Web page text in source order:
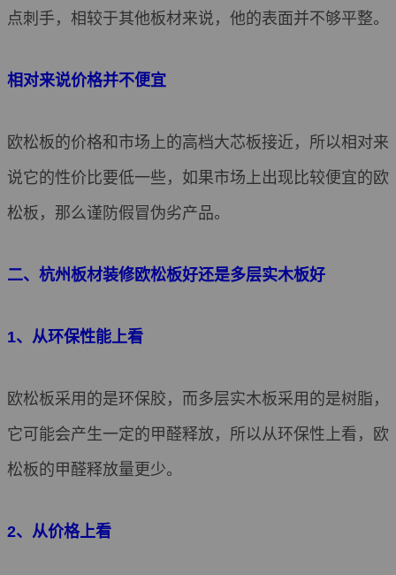
点刺手，相较于其他板材来说，他的表面并不够平整。
相对来说价格并不便宜
欧松板的价格和市场上的高档大芯板接近，所以相对来
说它的性价比要低一些，如果市场上出现比较便宜的欧
松板，那么谨防假冒伪劣产品。
二、杭州板材装修欧松板好还是多层实木板好
1、从环保性能上看
欧松板采用的是环保胶，而多层实木板采用的是树脂，
它可能会产生一定的甲醛释放，所以从环保性上看，欧
松板的甲醛释放量更少。
2、从价格上看